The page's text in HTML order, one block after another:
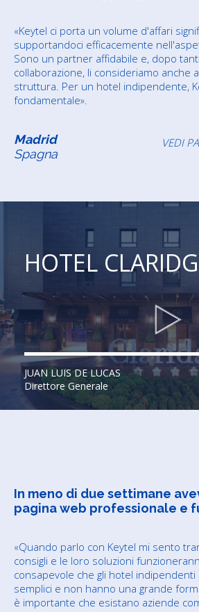
HOTEL
JUAN LUIS DE LUCAS
Direttore Generale
«Keytel ci porta un volume d'affari
supportandoci efficacemente
Sono un partner affidabile e, dopo
collaborazione, li consideriamo anche
struttura. Per un hotel indipendente,
fondamentale».
Madrid
Spagna
VEDI
In meno di due settimane
pagina web professionale e
«Quando parlo con Keytel mi sento
consigli e le loro soluzioni
consapevole che gli hotel indipendenti
semplici e non hanno una grande
è importante che esistano aziende